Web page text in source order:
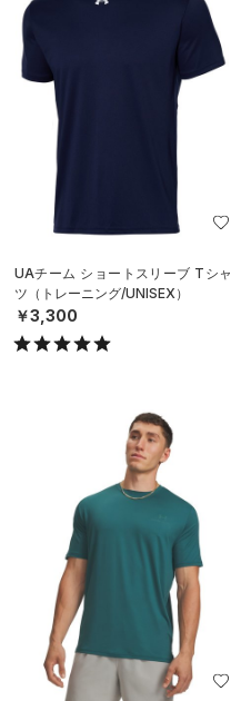
UAチーム ショートスリーブ Tシャ
ツ（トレーニング/UNISEX）
￥3,300